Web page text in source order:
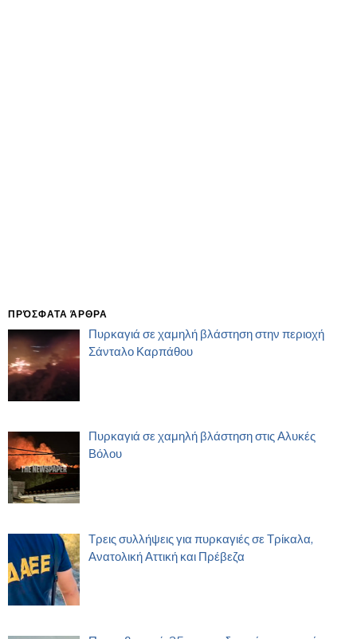
ΠΡΌΣΦΑΤΑ ΆΡΘΡΑ
Πυρκαγιά σε χαμηλή βλάστηση στην περιοχή
Σάνταλο Καρπάθου
Πυρκαγιά σε χαμηλή βλάστηση στις Αλυκές
Βόλου
Τρεις συλλήψεις για πυρκαγιές σε Τρίκαλα,
Ανατολική Αττική και Πρέβεζα